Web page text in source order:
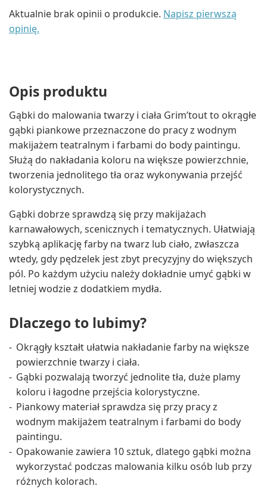
Aktualnie brak opinii o produkcie. Napisz pierwszą
opinię.
Opis produktu
Gąbki do malowania twarzy i ciała Grim’tout to okrągłe
gąbki piankowe przeznaczone do pracy z wodnym
makijażem teatralnym i farbami do body paintingu.
Służą do nakładania koloru na większe powierzchnie,
tworzenia jednolitego tła oraz wykonywania przejść
kolorystycznych.
Gąbki dobrze sprawdzą się przy makijażach
karnawałowych, scenicznych i tematycznych. Ułatwiają
szybką aplikację farby na twarz lub ciało, zwłaszcza
wtedy, gdy pędzelek jest zbyt precyzyjny do większych
pól. Po każdym użyciu należy dokładnie umyć gąbki w
letniej wodzie z dodatkiem mydła.
Dlaczego to lubimy?
Okrągły kształt ułatwia nakładanie farby na większe
powierzchnie twarzy i ciała.
Gąbki pozwalają tworzyć jednolite tła, duże plamy
koloru i łagodne przejścia kolorystyczne.
Piankowy materiał sprawdza się przy pracy z
wodnym makijażem teatralnym i farbami do body
paintingu.
Opakowanie zawiera 10 sztuk, dlatego gąbki można
wykorzystać podczas malowania kilku osób lub przy
różnych kolorach.